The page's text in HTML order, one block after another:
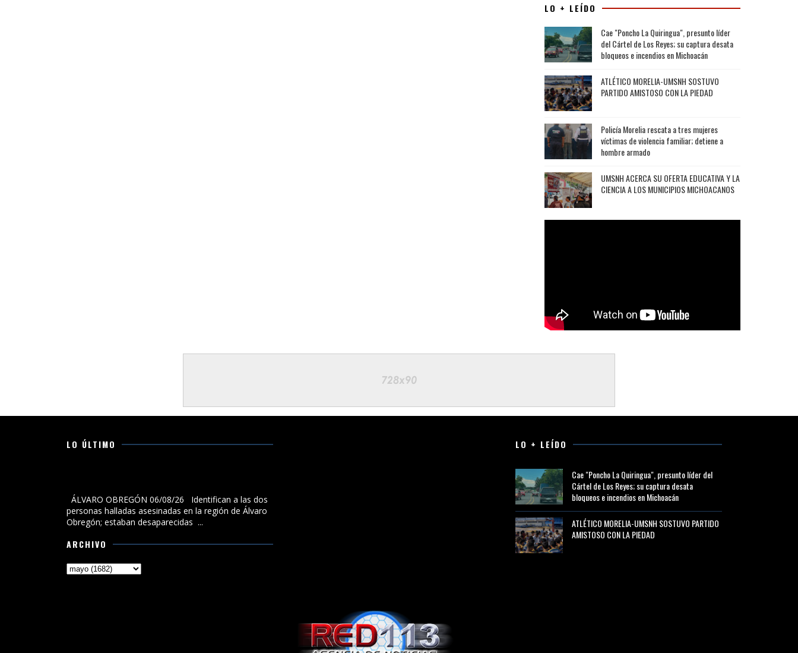
LO + LEÍDO
Cae "Poncho La Quiringua", presunto líder
del Cártel de Los Reyes; su captura desata
bloqueos e incendios en Michoacán
ATLÉTICO MORELIA-UMSNH SOSTUVO
PARTIDO AMISTOSO CON LA PIEDAD
Policía Morelia rescata a tres mujeres
víctimas de violencia familiar; detiene a
hombre armado
UMSNH ACERCA SU OFERTA EDUCATIVA Y LA
CIENCIA A LOS MUNICIPIOS MICHOACANOS
LO ÚLTIMO
ÁLVARO OBREGÓN 06/08/26 Identifican a las dos
personas halladas asesinadas en la región de Álvaro
Obregón; estaban desaparecidas ...
ARCHIVO
LO + LEÍDO
Cae "Poncho La Quiringua", presunto líder del
Cártel de Los Reyes; su captura desata
bloqueos e incendios en Michoacán
ATLÉTICO MORELIA-UMSNH SOSTUVO PARTIDO
AMISTOSO CON LA PIEDAD